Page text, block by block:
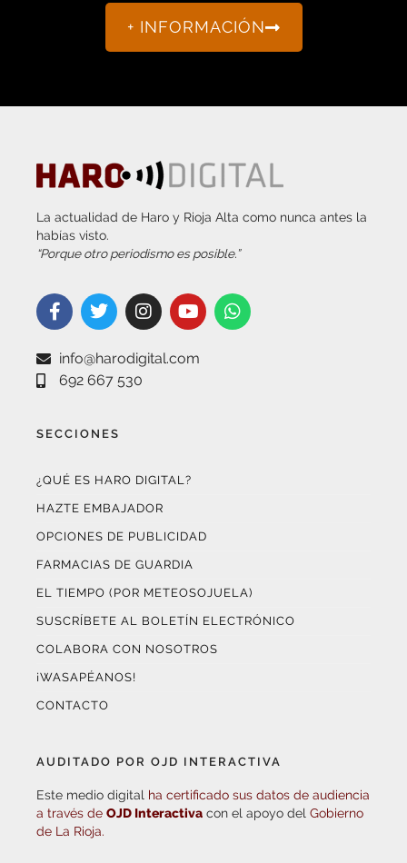
+ INFORMACIÓN
La actualidad de Haro y Rioja Alta como nunca antes la
habías visto.
“Porque otro periodismo es posible.”
info@harodigital.com
692 667 530
SECCIONES
¿QUÉ ES HARO DIGITAL?
HAZTE EMBAJADOR
OPCIONES DE PUBLICIDAD
FARMACIAS DE GUARDIA
EL TIEMPO (POR METEOSOJUELA)
SUSCRÍBETE AL BOLETÍN ELECTRÓNICO
COLABORA CON NOSOTROS
¡WASAPÉANOS!
CONTACTO
AUDITADO POR OJD INTERACTIVA
Este medio digital ha certificado sus datos de audiencia
a través de OJD Interactiva con el apoyo del Gobierno
de La Rioja.